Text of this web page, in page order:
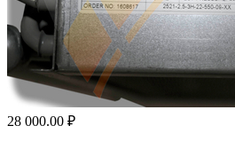
28 000.00 ₽